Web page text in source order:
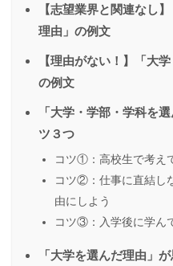
【志望業界と関連なし
理由」の例文
【理由がない！】「大
の例文
「大学・学部・学科を
ツ３つ
コツ①：高校生で考え
コツ②：仕事に直結し
由にしよう
コツ③：入学後に学ん
「大学を選んだ理由」